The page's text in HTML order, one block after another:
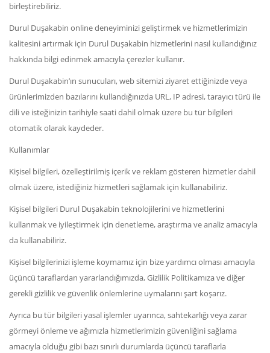
birleştirebiliriz.
Durul Duşakabin online deneyiminizi geliştirmek ve hizmetlerimizin
kalitesini artırmak için Durul Duşakabin hizmetlerini nasıl kullandığınız
hakkında bilgi edinmek amacıyla çerezler kullanır.
Durul Duşakabin’ın sunucuları, web sitemizi ziyaret ettiğinizde veya
ürünlerimizden bazılarını kullandığınızda URL, IP adresi, tarayıcı türü ile
dili ve isteğinizin tarihiyle saati dahil olmak üzere bu tür bilgileri
otomatik olarak kaydeder.
Kullanımlar
Kişisel bilgileri, özelleştirilmiş içerik ve reklam gösteren hizmetler dahil
olmak üzere, istediğiniz hizmetleri sağlamak için kullanabiliriz.
Kişisel bilgileri Durul Duşakabin teknolojilerini ve hizmetlerini
kullanmak ve iyileştirmek için denetleme, araştırma ve analiz amacıyla
da kullanabiliriz.
Kişisel bilgilerinizi işleme koymamız için bize yardımcı olması amacıyla
üçüncü taraflardan yararlandığımızda, Gizlilik Politikamıza ve diğer
gerekli gizlilik ve güvenlik önlemlerine uymalarını şart koşarız.
Ayrıca bu tür bilgileri yasal işlemler uyarınca, sahtekarlığı veya zarar
görmeyi önleme ve ağımızla hizmetlerimizin güvenliğini sağlama
amacıyla olduğu gibi bazı sınırlı durumlarda üçüncü taraflarla